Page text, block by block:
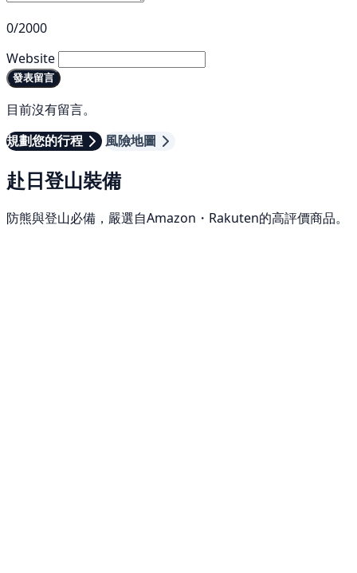
0/2000
Website
發表留言
目前沒有留言。
規劃您的行程
風險地圖
赴日登山裝備
防熊與登山必備，嚴選自Amazon・Rakuten的高評價商品。